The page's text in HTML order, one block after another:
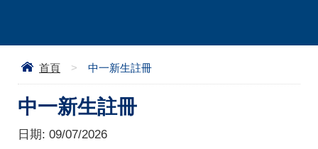
首頁 > 中一新生註冊
中一新生註冊
日期: 09/07/2026